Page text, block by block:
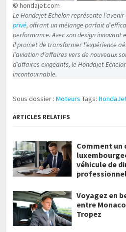
© hondajet.com
Le Hondajet Echelon représente
privé, offrant un mélange parfait
performance. Avec son design innovant
il promet de transformer l’expérience
l’aviation d’affaires vers de nouveaux
d’affaires exigeants, le Hondajet
incontournable.
Sous dossier :Moteurs Tags:
ARTICLES RELATIFS
Comment un
véhicule de
Voyagez en
entre
Tropez